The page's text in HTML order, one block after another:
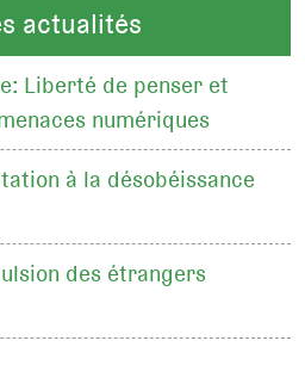
actualités
Liberté de penser et
numériques
à la désobéissance
des étrangers